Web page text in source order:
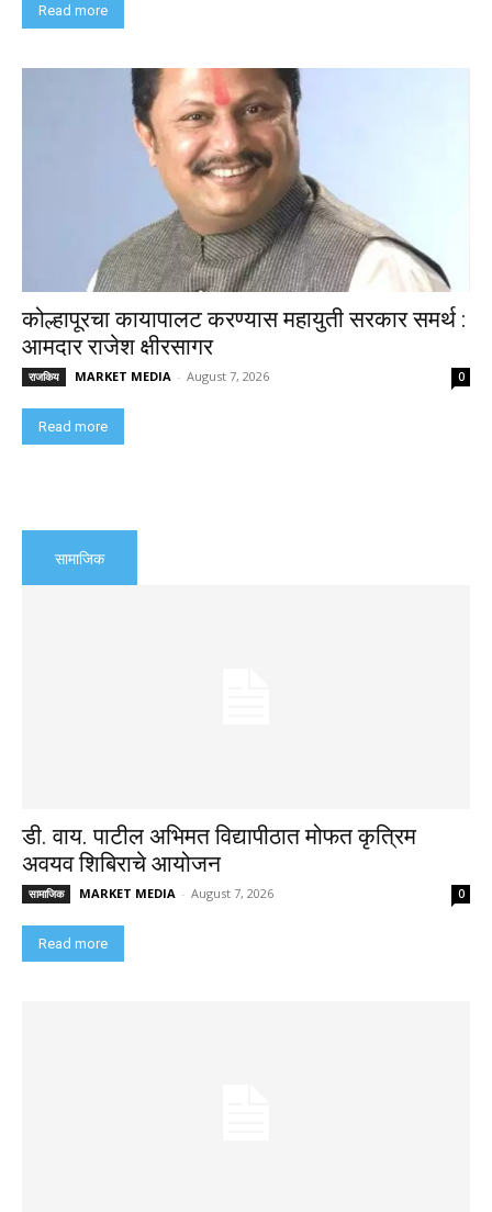
Read more
कोल्हापूरचा कायापालट करण्यास महायुती सरकार समर्थ :
आमदार राजेश क्षीरसागर
राजकिय MARKET MEDIA - August 7, 2026 0
Read more
सामाजिक
डी. वाय. पाटील अभिमत विद्यापीठात मोफत कृत्रिम
अवयव शिबिराचे आयोजन
सामाजिक MARKET MEDIA - August 7, 2026 0
Read more